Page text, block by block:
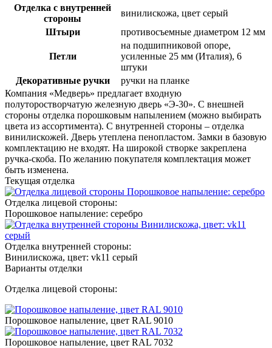
Отделка с внутренней
стороны
винилискожа, цвет серый
Штыри
противосъемные диаметром 12 мм
Петли
на подшипниковой опоре,
усиленные 25 мм (Италия), 6
штуки
Декоративные ручки
ручки на планке
Компания «Медверь» предлагает входную
полуторостворчатую железную дверь «Э-30». С внешней
стороны отделка порошковым напылением (можно выбирать
цвета из ассортимента). С внутренней стороны – отделка
винилискожей. Дверь утеплена пенопластом. Замки в базовую
комплектацию не входят. На широкой створке закреплена
ручка-скоба. По желанию покупателя комплектация может
быть изменена.
Текущая отделка
Отделка лицевой стороны:
Порошковое напыление: серебро
Отделка внутренней стороны:
Винилискожа, цвет: vk11 серый
Варианты отделки
Отделка лицевой стороны:
Порошковое напыление, цвет RAL 9010
Порошковое напыление, цвет RAL 7032